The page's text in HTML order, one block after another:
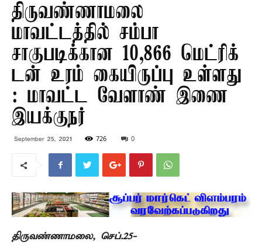
திருவண்ணாமலை
மாவட்டத்தில் சம்பா
சாகுபடிக்கான 10,866 மெட்ரிக்
டன் உரம் கையிருப்பு உள்ளது
: மாவட்ட வேளாண் இணை
இயக்குநர்
September 25, 2021 726 0
திருவண்ணாமலை, செப்.25-